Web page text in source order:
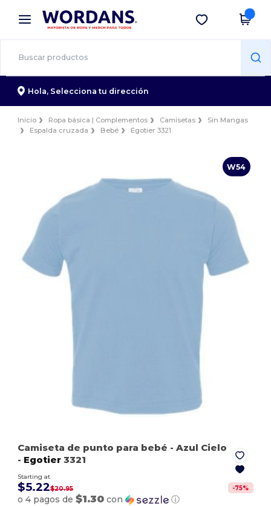
× App de Wordans
¡Mejores precios en app!
Descargar app
Hola, Selecciona tu dirección
Inicio Ropa básica | Complementos Camisetas
Sin Mangas
Espalda cruzada
Bebé Egotier 3321
W54
Camiseta de punto para bebé - Azul Cielo
- Egotier 3321
Starting at
$5.22$20.95 -75%
o 4 pagos de$1.30 con ⓘ